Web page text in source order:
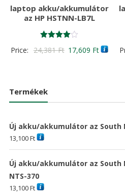
laptop akku/akkumulátor
az HP HSTNN-LB7L
4.00
Price: 24,381Ft Original
17,609 FtCurrent
Termékek
Új akku/akkumulátor az South
13,100Ft
Új akku/akkumulátor az South
NTS-370
13,100Ft